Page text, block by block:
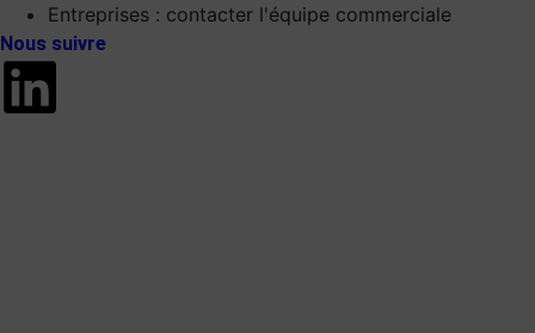
Entreprises : contacter l'équipe commerciale
Nous suivre